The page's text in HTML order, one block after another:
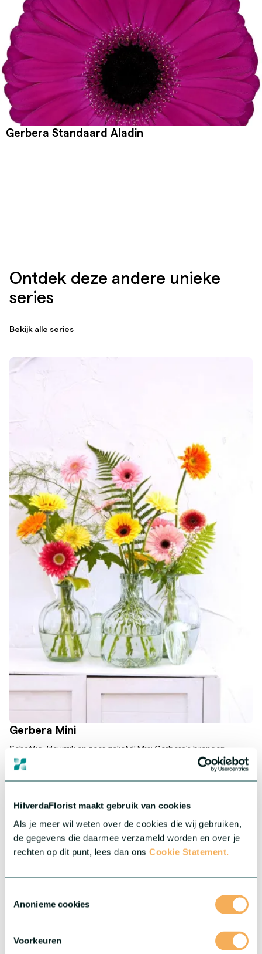
HilverdaFlorist maakt gebruik van cookies
Als je meer wil weten over de cookies die wij gebruiken,
de gegevens die daarmee verzameld worden en over je
rechten op dit punt, lees dan ons Cookie Statement.
Anonieme cookies
Voorkeuren
Gerbera Standaard Aladin
Ontdek deze andere unieke
series
Bekijk alle series
Gerbera Mini
Schattig, kleurrijk en zeer geliefd! Mini Gerbera's brengen
vreugde als geen ander. Onze collectie biedt sterke en
krachtige genetica, allemaal in prachtige kleuren. Omarm de
kleine schatten je assortiment verrijken.